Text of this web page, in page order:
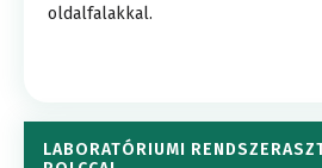
oldalfalakkal.
LABORATÓRIUMI